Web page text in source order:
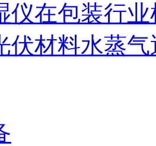
仪在包装行
伏材料水蒸